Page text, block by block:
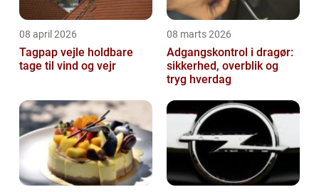
08 april 2026
Tagpap vejle holdbare
tage til vind og vejr
08 marts 2026
Adgangskontrol i dragør:
sikkerhed, overblik og
tryg hverdag